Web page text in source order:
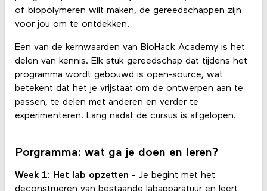
of biopolymeren wilt maken, de gereedschappen zijn
voor jou om te ontdekken.
Een van de kernwaarden van BioHack Academy is het
delen van kennis. Elk stuk gereedschap dat tijdens het
programma wordt gebouwd is open-source, wat
betekent dat het je vrijstaat om de ontwerpen aan te
passen, te delen met anderen en verder te
experimenteren. Lang nadat de cursus is afgelopen.
Porgramma: wat ga je doen en leren?
Week 1: Het lab opzetten - Je begint met het